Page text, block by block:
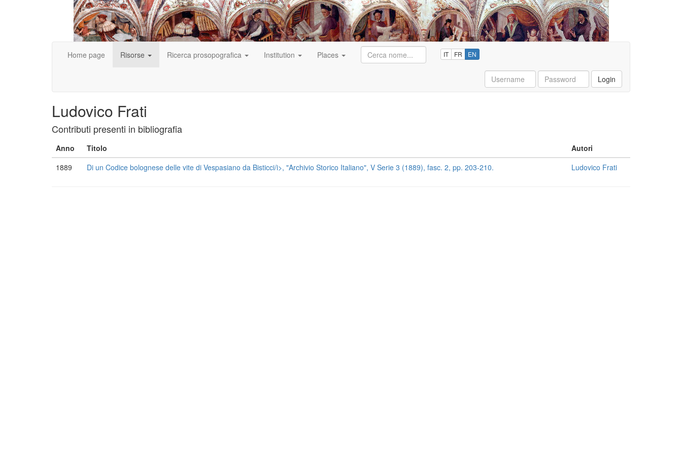
Home page Risorse Ricerca prosopografica Institution Places IT FR EN
Username Password Login
Ludovico Frati
Contributi presenti in bibliografia
Anno Titolo
Autori
1889
Di un Codice bolognese delle vite di Vespasiano da Bisticci/i>, "Archivio Storico Italiano", V Serie 3 (1889), fasc. 2, pp. 203-210. Ludovico Frati